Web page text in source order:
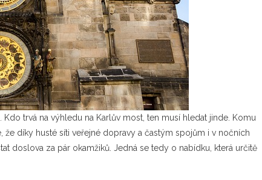
trvá na výhledu na Karlův most, ten musí hledat jinde. Komu
díky husté síti veřejné dopravy a častým spojům i v nočních
doslova za pár okamžiků. Jedná se tedy o nabídku, která určitě